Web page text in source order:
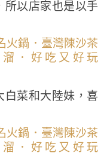
以店家也是以手
白菜和大陸妹，喜